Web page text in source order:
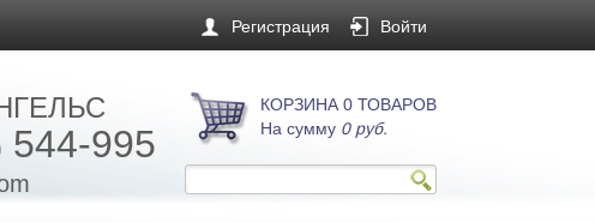
Регистрация Войти
544-995
КОРЗИНА 0 ТОВАРОВ
На сумму 0 руб.